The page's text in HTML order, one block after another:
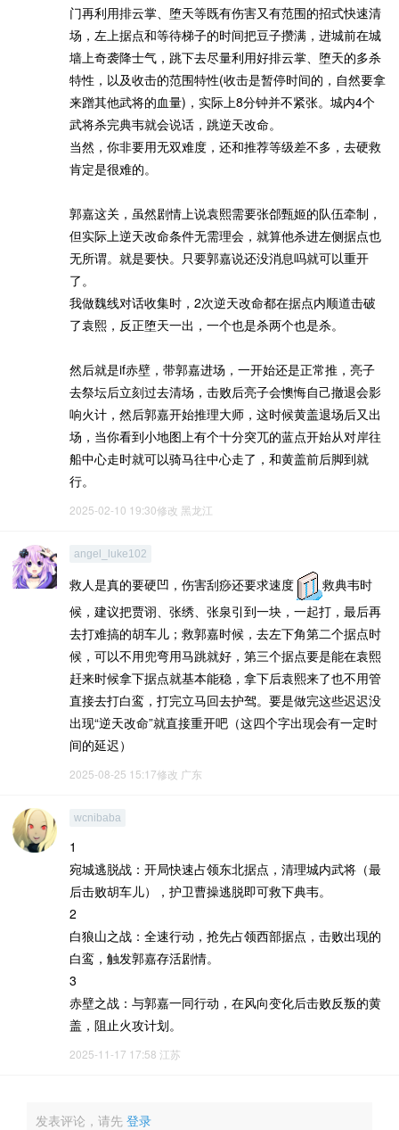
门再利用排云掌、堕天等既有伤害又有范围的招式快速清
场，左上据点和等待梯子的时间把豆子攒满，进城前在城
墙上奇袭降士气，跳下去尽量利用好排云掌、堕天的多杀
特性，以及收击的范围特性(收击是暂停时间的，自然要拿
来蹭其他武将的血量)，实际上8分钟并不紧张。城内4个
武将杀完典韦就会说话，跳逆天改命。
当然，你非要用无双难度，还和推荐等级差不多，去硬救
肯定是很难的。
郭嘉这关，虽然剧情上说袁熙需要张郃甄姬的队伍牵制，
但实际上逆天改命条件无需理会，就算他杀进左侧据点也
无所谓。就是要快。只要郭嘉说还没消息吗就可以重开
了。
我做魏线对话收集时，2次逆天改命都在据点内顺道击破
了袁熙，反正堕天一出，一个也是杀两个也是杀。
然后就是if赤壁，带郭嘉进场，一开始还是正常推，亮子
去祭坛后立刻过去清场，击败后亮子会懊悔自己撤退会影
响火计，然后郭嘉开始推理大师，这时候黄盖退场后又出
场，当你看到小地图上有个十分突兀的蓝点开始从对岸往
船中心走时就可以骑马往中心走了，和黄盖前后脚到就
行。
2025-02-10 19:30修改 黑龙江
angel_luke102
救人是真的要硬凹，伤害刮痧还要求速度
救典韦时
候，建议把贾诩、张绣、张泉引到一块，一起打，最后再
去打难搞的胡车儿；救郭嘉时候，去左下角第二个据点时
候，可以不用兜弯用马跳就好，第三个据点要是能在袁熙
赶来时候拿下据点就基本能稳，拿下后袁熙来了也不用管
直接去打白鸾，打完立马回去护驾。要是做完这些迟迟没
出现“逆天改命”就直接重开吧（这四个字出现会有一定时
间的延迟）
2025-08-25 15:17修改 广东
wcnibaba
1
宛城逃脱战‌：开局快速占领东北据点，清理城内武将（最
后击败胡车儿），护卫曹操逃脱即可救下典韦。‌‌
2‌‌
‌白狼山之战‌：全速行动，抢先占领西部据点，击败出现的
白鸾，触发郭嘉存活剧情。‌‌
3‌‌
‌赤壁之战‌：与郭嘉一同行动，在风向变化后击败反叛的黄
盖，阻止火攻计划。‌‌
2025-11-17 17:58 江苏
发表评论，请先 登录